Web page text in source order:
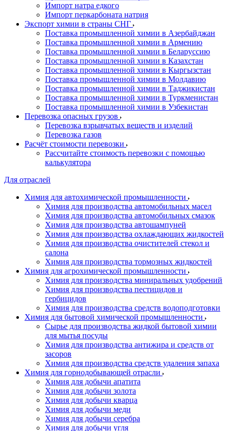
Импорт натра едкого
Импорт перкарбоната натрия
Экспорт химии в страны СНГ
Поставка промышленной химии в Азербайджан
Поставка промышленной химии в Армению
Поставка промышленной химии в Беларуссию
Поставка промышленной химии в Казахстан
Поставка промышленной химии в Кыргызстан
Поставка промышленной химии в Молдавию
Поставка промышленной химии в Таджикистан
Поставка промышленной химии в Туркменистан
Поставка промышленной химии в Узбекистан
Перевозка опасных грузов
Перевозка взрывчатых веществ и изделий
Перевозка газов
Расчёт стоимости перевозки
Рассчитайте стоимость перевозки с помощью
калькулятора
Для отраслей
Химия для автохимической промышленности
Химия для производства автомобильных масел
Химия для производства автомобильных смазок
Химия для производства автошампуней
Химия для производства охлаждающих жидкостей
Химия для производства очистителей стекол и
салона
Химия для производства тормозных жидкостей
Химия для агрохимической промышленности
Химия для производства миниральных удобрений
Химия для производства пестицидов и
гербицидов
Химия для производства средств водоподготовки
Химия для бытовой химической промышленности
Сырье для производства жидкой бытовой химии
для мытья посуды
Химия для производства антижира и средств от
засоров
Химия для производства средств удаления запаха
Химия для горнодобывающей отрасли
Химия для добычи апатита
Химия для добычи золота
Химия для добычи кварца
Химия для добычи меди
Химия для добычи серебра
Химия для добычи угля